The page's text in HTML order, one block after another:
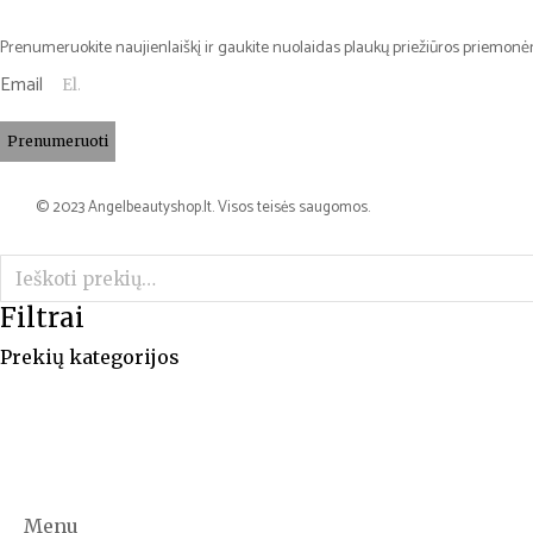
Prenumeruokite naujienlaiškį ir gaukite nuolaidas plaukų priežiūros
Email
Prenumeruoti
© 2023 Angelbeautyshop.lt. Visos teisės saugomos.
Filtrai
Prekių kategorijos
Menu